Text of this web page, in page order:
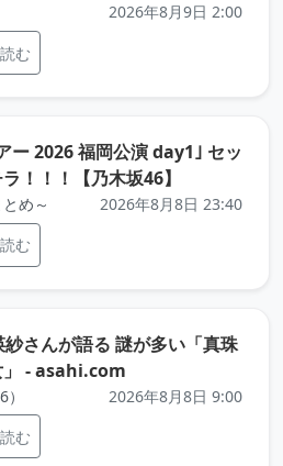
2026年8月9日 2:00
む
ー 2026 福岡公演 day1｣ セッ
！！！【乃木坂46】
め～
2026年8月8日 23:40
む
さんが語る 謎が多い「真珠
」 - asahi.com
2026年8月8日 9:00
む